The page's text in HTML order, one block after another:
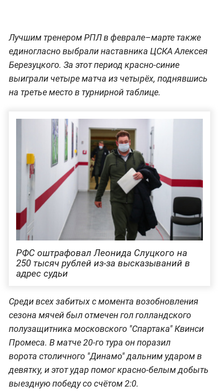
Лучшим тренером РПЛ в феврале–марте также
единогласно выбрали наставника ЦСКА Алексея
Березуцкого. За этот период красно-синие
выиграли четыре матча из четырёх, поднявшись
на третье место в турнирной таблице.
РФС оштрафовал Леонида Слуцкого на
250 тысяч рублей из-за высказываний в
адрес судьи
Среди всех забитых с момента возобновления
сезона мячей был отмечен гол голландского
полузащитника московского "Спартака" Квинси
Промеса. В матче 20-го тура он поразил
ворота столичного "Динамо" дальним ударом в
девятку, и этот удар помог красно-белым добыть
выездную победу со счётом 2:0.